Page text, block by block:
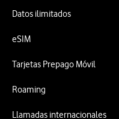
Datos ilimitados
eSIM
Tarjetas Prepago Móvil
Roaming
Llamadas internacionales